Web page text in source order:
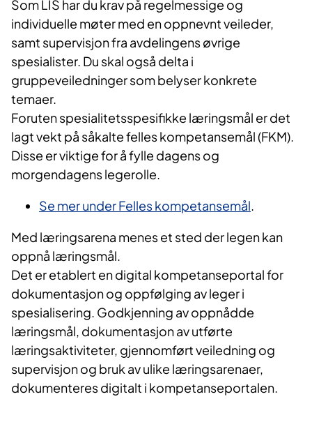
Som LIS har du krav på regelmessige og
individuelle møter med en oppnevnt veileder,
samt supervisjon fra avdelingens øvrige
spesialister. Du skal også delta i
gruppeveiledninger som belyser konkrete
temaer.
Foruten spesialitetsspesifikke læringsmål er det
lagt vekt på såkalte felles kompetansemål (FKM).
Disse er viktige for å fylle dagens og
morgendagens legerolle.
Se mer under Felles kompetansemål.
Med læringsarena menes et sted der legen kan
oppnå læringsmål.
Det er etablert en digital kompetanseportal for
dokumentasjon og oppfølging av leger i
spesialisering. Godkjenning av oppnådde
læringsmål, dokumentasjon av utførte
læringsaktiviteter, gjennomført veiledning og
supervisjon og bruk av ulike læringsarenaer,
dokumenteres digitalt i kompetanseportalen.